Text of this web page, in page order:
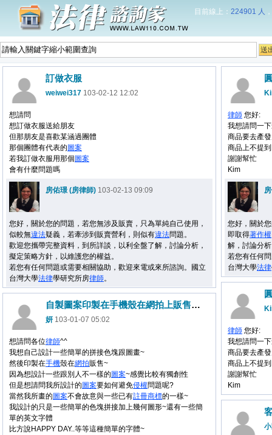
目前線上： 224901 人
訂做衣服
weiwei317 103-02-12 12:02
想請問
想訂做衣服送給朋友
但那朋友是喜歡某涵過團體
那個團體有代表的 圖案
若我訂做衣服用那個 圖案
會有什麼問題嗎
房佑璟 (房律師) 103-02-13 09:09
您好，關於您的問題，若您無涉及販賣，只為單純自己使用，
似較無違法疑義，若牽涉到販賣營利，則似有違法問題。
歡迎您攜帶完整資料，到所詳談，以利全盤了解，討論分析，
擬定策略方針，以維護您的權益。
若您有任何問題或需要相關協助，歡迎來電或來所諮詢。國立
台灣大學法律學研究所房律師。
律師 您好:
我想請問一
商品要去產
商品上不提
謝謝幫忙
Kim
您好，關於
即取得著作權
解，討論分
若您有任何
台灣大學法律
律師 您好:
我想請問一
商品要去產
商品上不提
謝謝幫忙
Kim
自製圖案印製在手機殼在網拍上販售一問
妍 103-01-07 05:02
想請問各位律師^^
我想自己設計一些簡單的拼接色塊跟圖畫~
然後印製在手機殼在網拍販售~
因為想設計一些跟別人不一樣的 圖案~感覺比較有獨創性
但是想請問我所設計的 圖案要如何避免侵權問題呢?
當然我所畫的 圖案不會故意與一些已有註冊商標的一樣~
我設計的只是一些簡單的色塊拼接加上幾何圖形~還有一些簡
單的英文字體
比方說HAPPY DAY..等等這種簡單的字體~